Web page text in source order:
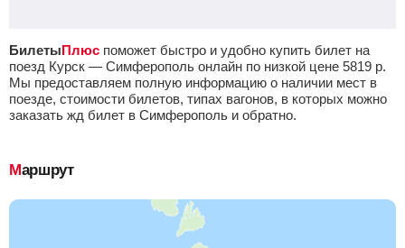
БилетыПлюс поможет быстро и удобно купить билет на
поезд Курск — Симферополь онлайн по низкой цене 5819 р.
Мы предоставляем полную информацию о наличии мест в
поезде, стоимости билетов, типах вагонов, в которых можно
заказать жд билет в Симферополь и обратно.
Маршрут